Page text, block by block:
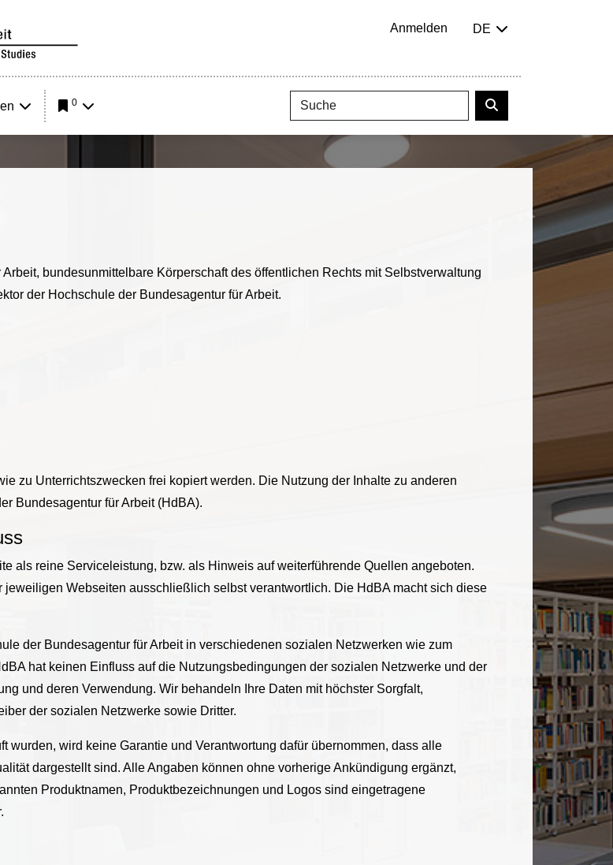
Anmelden DE
0
bundesunmittelbare Körperschaft des öffentlichen Rechts mit Selbstverwaltung
der Hochschule der Bundesagentur für Arbeit.
zu Unterrichtszwecken frei kopiert werden. Die Nutzung der Inhalte zu anderen
Bundesagentur für Arbeit (HdBA).
als reine Serviceleistung, bzw. als Hinweis auf weiterführende Quellen angeboten.
Webseiten ausschließlich selbst verantwortlich. Die HdBA macht sich diese
der Bundesagentur für Arbeit in verschiedenen sozialen Netzwerken wie zum
hat keinen Einfluss auf die Nutzungsbedingungen der sozialen Netzwerke und der
und deren Verwendung. Wir behandeln Ihre Daten mit höchster Sorgfalt,
der sozialen Netzwerke sowie Dritter.
wurden, wird keine Garantie und Verantwortung dafür übernommen, dass alle
dargestellt sind. Alle Angaben können ohne vorherige Ankündigung ergänzt,
Produktnamen, Produktbezeichnungen und Logos sind eingetragene